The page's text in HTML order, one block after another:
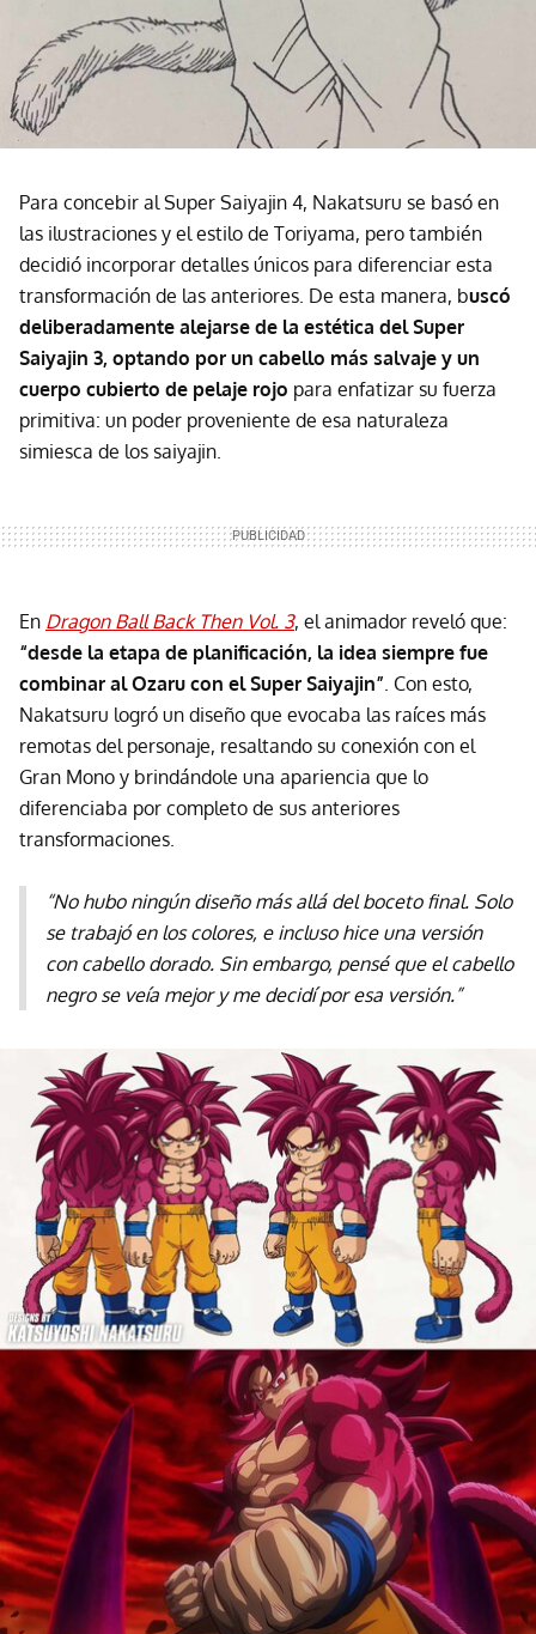
Para concebir al Super Saiyajin 4, Nakatsuru se basó en
las ilustraciones y el estilo de Toriyama, pero también
decidió incorporar detalles únicos para diferenciar esta
transformación de las anteriores. De esta manera, buscó
deliberadamente alejarse de la estética del Super
Saiyajin 3, optando por un cabello más salvaje y un
cuerpo cubierto de pelaje rojo para enfatizar su fuerza
primitiva: un poder proveniente de esa naturaleza
simiesca de los saiyajin.
En Dragon Ball Back Then Vol. 3, el animador reveló que:
“desde la etapa de planificación, la idea siempre fue
combinar al Ozaru con el Super Saiyajin” . Con esto,
Nakatsuru logró un diseño que evocaba las raíces más
remotas del personaje, resaltando su conexión con el
Gran Mono y brindándole una apariencia que lo
diferenciaba por completo de sus anteriores
transformaciones.
“No hubo ningún diseño más allá del boceto final. Solo
se trabajó en los colores, e incluso hice una versión
con cabello dorado. Sin embargo, pensé que el cabello
negro se veía mejor y me decidí por esa versión.”